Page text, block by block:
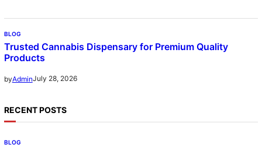
BLOG
Trusted Cannabis Dispensary for Premium Quality
Products
byAdminJuly 28, 2026
RECENT POSTS
BLOG